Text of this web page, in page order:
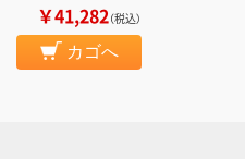
￥41,282（税込）
カゴへ